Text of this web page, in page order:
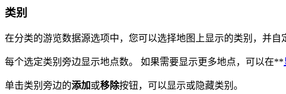
类别
在分类的游览数据源选项中，您可以选择地图上显示的类别，并
每个选定类别旁边显示地点数。 如果需要显示更多地点，可以在**
单击类别旁边的添加或移除按钮，可以显示或隐藏类别。